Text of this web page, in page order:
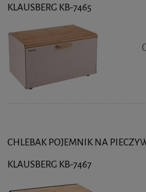
KLAUSBERG KB-7465
CHLEBAK POJEMNIK NA
KLAUSBERG KB-7467